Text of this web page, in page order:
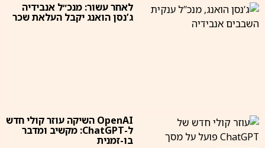
לאחר עשור: מנכ״ל אנבידיה
ג’נסן הואנג יקבל העלאת שכר
OpenAI השיקה עוזר קולי חדש
ל-ChatGPT: מקשיב ומדבר
בו-זמנית